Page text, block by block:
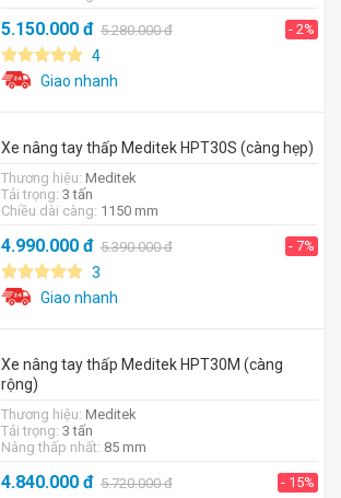
5.150.000đ 5.280.000đ - 2%
4
Giao nhanh
Xe nâng tay thấp Meditek HPT30S (càng hẹp)
Thương hiệu: Meditek
Tải trọng: 3 tấn
Chiều dài càng: 1150 mm
4.990.000đ 5.390.000đ - 7%
3
Giao nhanh
Xe nâng tay thấp Meditek HPT30M (càng
rộng)
Thương hiệu: Meditek
Tải trọng: 3 tấn
Nâng thấp nhất: 85 mm
4.840.000đ 5.720.000đ - 15%